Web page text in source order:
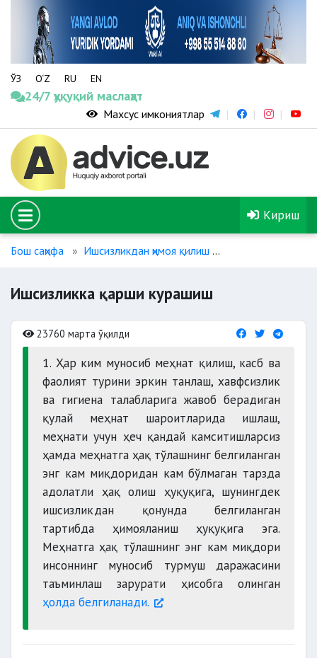
ЎЗ O‘Z RU EN
24/7 ҳуқуқий маслаҳат
Махсус имкониятлар
Кириш
Бош саҳифа Ишсизликдан ҳимоя қилиш
Ишсизликка қарши курашиш
23760 марта ўқилди
1. Ҳар ким муносиб меҳнат қилиш, касб ва
фаолият турини эркин танлаш, хавфсизлик
ва гигиена талабларига жавоб берадиган
қулай меҳнат шароитларида ишлаш,
меҳнати учун ҳеч қандай камситишларсиз
ҳамда меҳнатга ҳақ тўлашнинг белгиланган
энг кам миқдоридан кам бўлмаган тарзда
адолатли ҳақ олиш ҳуқуқига, шунингдек
ишсизликдан қонунда белгиланган
тартибда ҳимояланиш ҳуқуқига эга.
Меҳнатга ҳақ тўлашнинг энг кам миқдори
инсоннинг муносиб турмуш даражасини
таъминлаш зарурати ҳисобга олинган
ҳолда белгиланади.